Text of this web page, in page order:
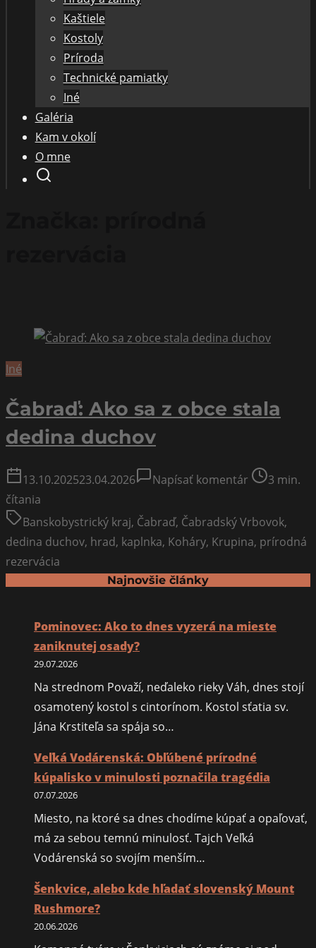
Kaštiele
Kostoly
Príroda
Technické pamiatky
Iné
Galéria
Kam v okolí
O mne
Iné
Čabraď: Ako sa z obce stala
dedina duchov
13.10.202523.04.2026 Napísať komentár on
Ako
obce
duchov
Post
time
3 min.
čítania
Banskobystrický kraj, Čabraď, Čabradský Vrbovok,
dedina duchov, hrad, kaplnka, Koháry, Krupina, prírodná
rezervácia
Najnovšie články
Pominovec: Ako to dnes vyzerá na mieste
zaniknutej osady?
29.07.2026
Na strednom Považí, neďaleko rieky Váh, dnes stojí
osamotený kostol s cintorínom. Kostol sťatia sv.
Jána Krstiteľa sa spája so…
Veľká Vodárenská: Obľúbené prírodné
kúpalisko v minulosti poznačila tragédia
07.07.2026
Miesto, na ktoré sa dnes chodíme kúpať a opaľovať,
má za sebou temnú minulosť. Tajch Veľká
Vodárenská so svojím menším…
Šenkvice, alebo kde hľadať slovenský Mount
Rushmore?
20.06.2026